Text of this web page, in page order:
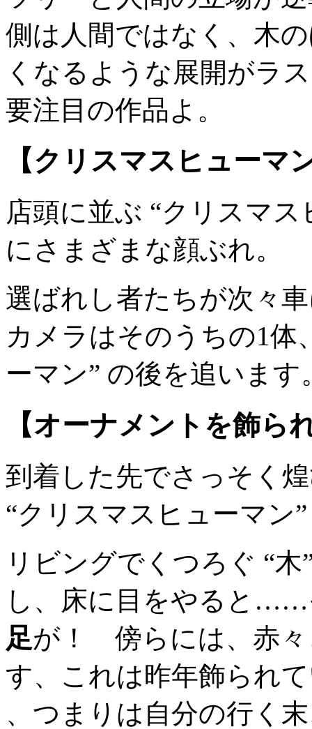
側は人間ではなく、木
くなるような展開がラ
要注目の作品よ。
【クリスマスヒューマ
店頭に並ぶ “クリスマ
にさまざまな顔ぶれ。
選ばれし者たちが次々
カメラはそのうちの1体
ーマン” の後を追います
【オーナメントを飾
到着した先でさっそく
“クリスマスヒューマン
リビングでくつろぐ “
し、床に目をやると
足が！ 傍らには、赤々
す、これは昨年飾られ
、つまりは自分の行く